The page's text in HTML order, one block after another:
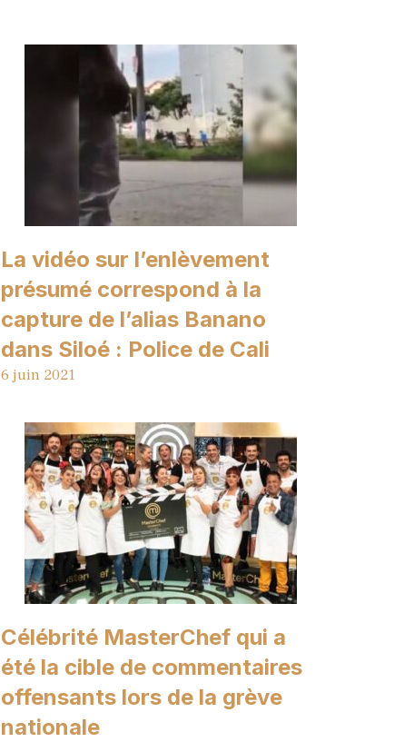
La vidéo sur l’enlèvement
présumé correspond à la
capture de l’alias Banano
dans Siloé : Police de Cali
6 juin 2021
Célébrité MasterChef qui a
été la cible de commentaires
offensants lors de la grève
nationale